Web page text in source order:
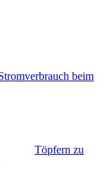
beim
Töpfern zu